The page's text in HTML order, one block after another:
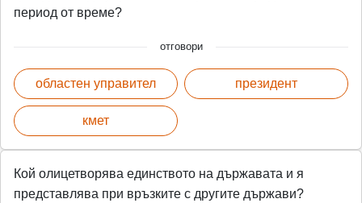
период от време?
отговори
областен управител
кмет
президент
Кой олицетворява единството на държавата и я
представлява при връзките с другите държави?